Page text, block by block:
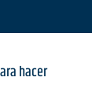
hacer